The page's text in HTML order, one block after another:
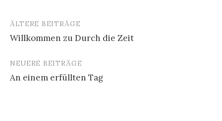
Beitragsnavigation
ÄLTERE BEITRÄGE
Willkommen zu Durch die Zeit
NEUERE BEITRÄGE
An einem erfüllten Tag